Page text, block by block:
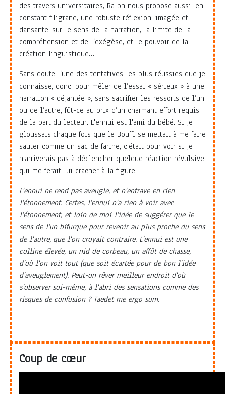
des travers universitaires, Ralph nous propose aussi, en
constant filigrane, une robuste réflexion, imagée et
dansante, sur le sens de la narration, la limite de la
compréhension et de l’exégèse, et le pouvoir de la
création linguistique…
Sans doute l’une des tentatives les plus réussies que je
connaisse, donc, pour mêler de l’essai « sérieux » à une
narration « déjantée », sans sacrifier les ressorts de l’un
ou de l’autre, fût-ce au prix d’un charmant effort requis
de la part du lecteur."L'ennui est l'ami du bébé. Si je
gloussais chaque fois que le Bouffi se mettait à me faire
sauter comme un sac de farine, c'était pour voir si je
n'arriverais pas à déclencher quelque réaction révulsive
qui me ferait lui cracher à la figure.
L'ennui ne rend pas aveugle, et n'entrave en rien
l'étonnement. Certes, l'ennui n'a rien à voir avec
l'étonnement, et loin de moi l'idée de suggérer que le
sens de l'un bifurque pour revenir au plus proche du sens
de l'autre, que l'on croyait contraire. L'ennui est une
colline élevée, un nid de corbeau, un affût de chasse,
d'où l'on voit tout (que soit écartée pour de bon l'idée
d'aveuglement). Peut-on rêver meilleur endroit d'où
s'observer soi-même, à l'abri des sensations comme des
risques de confusion ? Taedet me ergo sum.
Coup de cœur